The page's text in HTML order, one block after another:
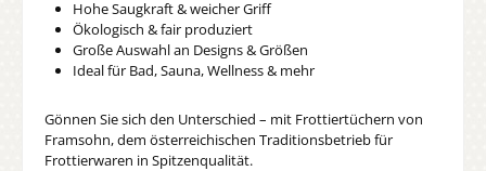
Hohe Saugkraft & weicher Griff
Ökologisch & fair produziert
Große Auswahl an Designs & Größen
Ideal für Bad, Sauna, Wellness & mehr
Gönnen Sie sich den Unterschied – mit Frottiertüchern von
Framsohn, dem österreichischen Traditionsbetrieb für
Frottierwaren in Spitzenqualität.